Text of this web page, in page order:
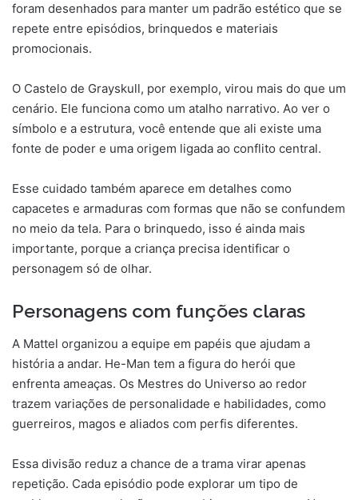
foram desenhados para manter um padrão estético que se
repete entre episódios, brinquedos e materiais
promocionais.
O Castelo de Grayskull, por exemplo, virou mais do que um
cenário. Ele funciona como um atalho narrativo. Ao ver o
símbolo e a estrutura, você entende que ali existe uma
fonte de poder e uma origem ligada ao conflito central.
Esse cuidado também aparece em detalhes como
capacetes e armaduras com formas que não se confundem
no meio da tela. Para o brinquedo, isso é ainda mais
importante, porque a criança precisa identificar o
personagem só de olhar.
Personagens com funções claras
A Mattel organizou a equipe em papéis que ajudam a
história a andar. He-Man tem a figura do herói que
enfrenta ameaças. Os Mestres do Universo ao redor
trazem variações de personalidade e habilidades, como
guerreiros, magos e aliados com perfis diferentes.
Essa divisão reduz a chance de a trama virar apenas
repetição. Cada episódio pode explorar um tipo de